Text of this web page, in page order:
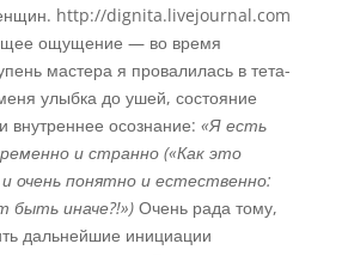
http://dignita.livejournal.com
ощущение — во время
мастера я провалилась в тета-
улыбка до ушей, состояние
внутреннее осознание: «Я есть
и странно («Как это
очень понятно и естественно:
быть иначе?!»)Очень рада тому,
дальнейшие инициации